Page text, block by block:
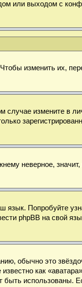
или выходом с
изменить их,
измените в
неверное,
язык. Попробуйте
phpBB на свой
обычно это
как
быть использованы.